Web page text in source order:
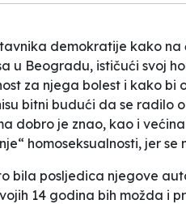
demokratije kako
u Beogradu, ističući svoj
za njega bolest i kako bi
bitni budući da se radilo o
dobro je znao, kao i
homoseksualnosti, jer se
bila posljedica njegove
14 godina bih možda i